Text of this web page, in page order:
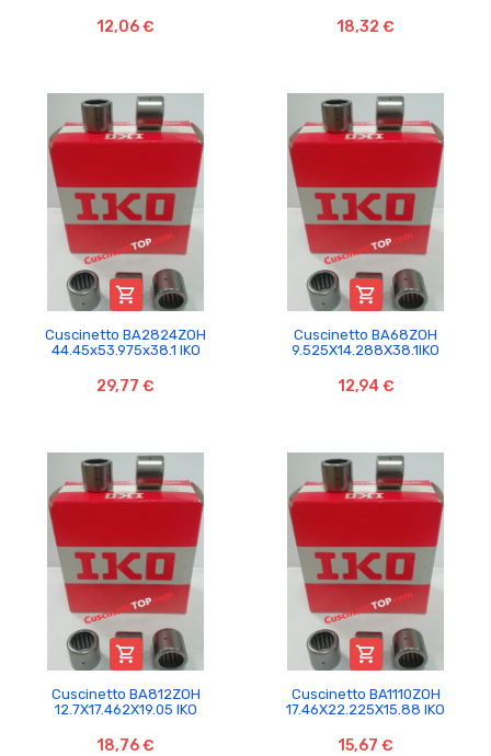
12,06 € 18,32 €

Cuscinetto BA2824ZOH
44.45x53.975x38.1 IKO
29,77 €

Cuscinetto BA68ZOH
9.525X14.288X38.1IKO
12,94 €

Cuscinetto BA812ZOH
12.7X17.462X19.05 IKO
18,76 €

Cuscinetto BA1110ZOH
17.46X22.225X15.88 IKO
15,67 €